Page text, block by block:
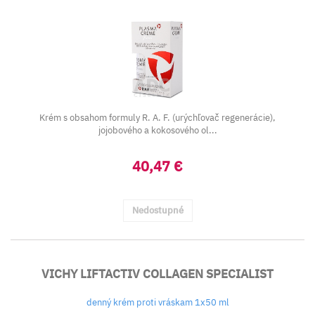
Krém s obsahom formuly R. A. F. (urýchľovač regenerácie),
jojobového a kokosového ol...
40,47 €
Nedostupné
VICHY LIFTACTIV COLLAGEN SPECIALIST
denný krém proti vráskam 1x50 ml